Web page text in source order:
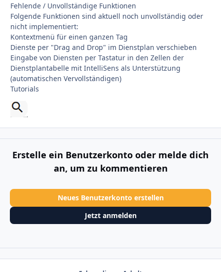
Fehlende / Unvollständige Funktionen
Folgende Funktionen sind aktuell noch unvollständig oder
nicht implementiert:
Kontextmenü für einen ganzen Tag
Dienste per "Drag and Drop" im Dienstplan verschieben
Eingabe von Diensten per Tastatur in den Zellen der
Dienstplantabelle mit IntelliSens als Unterstützung
(automatischen Vervollständigen)
Tutorials
Erstelle ein Benutzerkonto oder melde dich
an, um zu kommentieren
Neues Benutzerkonto erstellen
Jetzt anmelden